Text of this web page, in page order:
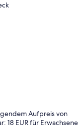
Aufpreis von
18 EUR für Erwachsene